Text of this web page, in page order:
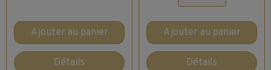
Ajouter au panier
Détails
Ajouter au panier
Détails